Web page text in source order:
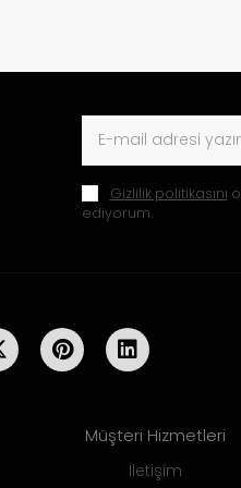
Gizlilik politikasını
ediyorum.
Müşteri Hizmetleri
İletişim